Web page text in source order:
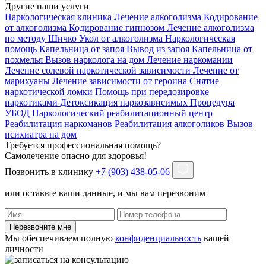
Другие наши услуги
Наркологическая клиника Лечение алкоголизма Кодирование
от алкоголизма Кодирование гипнозом Лечение алкоголизма
по методу Шичко Укол от алкоголизма Наркологическая
помощь Капельница от запоя Вывод из запоя Капельница от
похмелья Вызов нарколога на дом Лечение наркомании
Лечение солевой наркотической зависимости Лечение от
марихуаны Лечение зависимости от героина Снятие
наркотической ломки Помощь при передозировке
наркотиками Детоксикация наркозависимых Процедура
УБОД Наркологический реабилитационный центр
Реабилитация наркоманов Реабилитация алкоголиков Вызов
психиатра на дом
Требуется профессиональная помощь?
Самолечение опасно для здоровья!
Позвонить в клинику +7 (903) 438-05-06
или оставьте ваши данные, и мы вам перезвоним
Перезвоните мне
Мы обеспечиваем полную конфиденциальность вашей
личности